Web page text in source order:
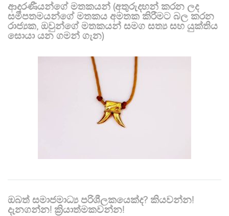
ආදරණීයන්ගේ මතකයන් (අතුරුදහන් කරන ලද
සමීපතමයන්ගේ මතකය අමතක කිරීමට බල කරන
රාජ්‍යක, ඔවුන්ගේ මතකයන් සමග සත්‍ය සහ යුක්තිය
සොයා යන ගමන් ගැන)
ඔබත් සමාජමාධ්‍ය පරිශීලකයෙක්ද? කියවන්න!
දැනගන්න! ක්‍රියාත්මකවන්න!